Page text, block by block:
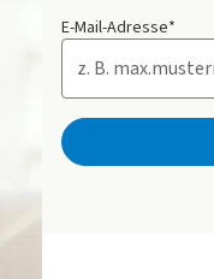
E-Mail-Adresse*